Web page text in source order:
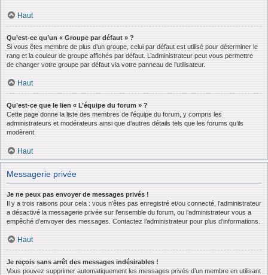
Haut
Qu’est-ce qu’un « Groupe par défaut » ?
Si vous êtes membre de plus d’un groupe, celui par défaut est utilisé pour déterminer le
rang et la couleur de groupe affichés par défaut. L’administrateur peut vous permettre
de changer votre groupe par défaut via votre panneau de l’utilisateur.
Haut
Qu’est-ce que le lien « L’équipe du forum » ?
Cette page donne la liste des membres de l’équipe du forum, y compris les
administrateurs et modérateurs ainsi que d’autres détails tels que les forums qu’ils
modèrent.
Haut
Messagerie privée
Je ne peux pas envoyer de messages privés !
Il y a trois raisons pour cela : vous n’êtes pas enregistré et/ou connecté, l’administrateur
a désactivé la messagerie privée sur l’ensemble du forum, ou l’administrateur vous a
empêché d’envoyer des messages. Contactez l’administrateur pour plus d’informations.
Haut
Je reçois sans arrêt des messages indésirables !
Vous pouvez supprimer automatiquement les messages privés d’un membre en utilisant